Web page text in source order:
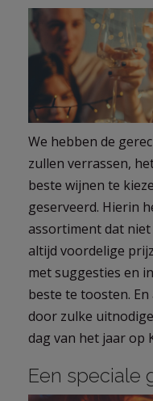
We hebben de
zullen verrassen,
beste wijnen te
geserveerd. Hierin
assortiment dat
altijd voordelige
met suggesties en
beste te toosten.
door zulke
dag van het jaar op
Een speciale